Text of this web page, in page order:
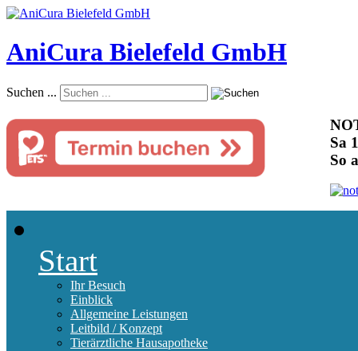
AniCura Bielefeld GmbH
Suchen ...
Sa
So
Start
Ihr Besuch
Einblick
Allgemeine Leistungen
Leitbild / Konzept
Tierärztliche Hausapotheke